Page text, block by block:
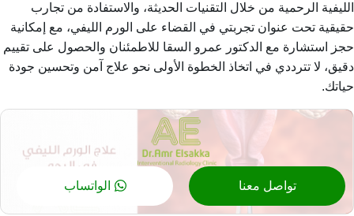
الليفية الرحمية من خلال التقنيات الحديثة، والاستفادة من تجارب
حقيقية تحت عنوان تجربتي في القضاء على الورم الليفي، مع إمكانية
حجز استشارة مع الدكتور عمرو السقا للاطمئنان والحصول على تقييم
دقيق، لا تترددي في اتخاذ الخطوة الأولى نحو علاج آمن وتحسين جودة
حياتك.
تواصل معنا الواتساب